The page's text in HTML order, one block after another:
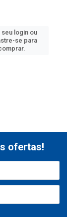
seu login ou
se para
ofertas!